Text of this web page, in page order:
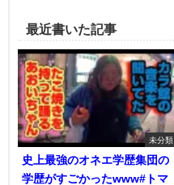
最近書いた記事
未分類
史上最強のオネエ学歴集団の
学歴がすごかったwww#トマ